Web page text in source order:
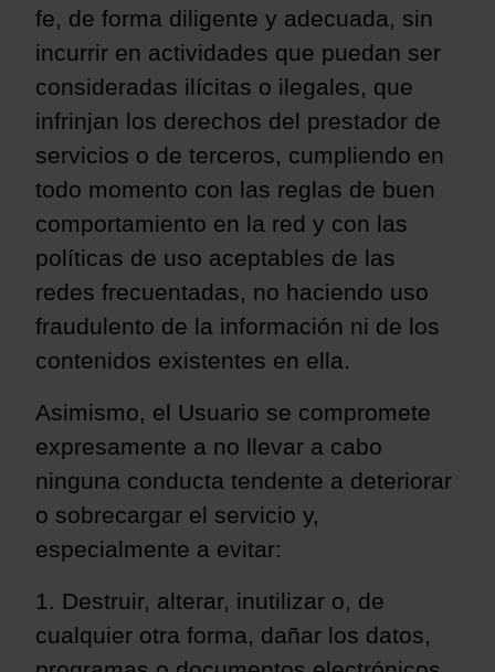
fe, de forma diligente y adecuada, sin
incurrir en actividades que puedan ser
consideradas ilícitas o ilegales, que
infrinjan los derechos del prestador de
servicios o de terceros, cumpliendo en
todo momento con las reglas de buen
comportamiento en la red y con las
políticas de uso aceptables de las
redes frecuentadas, no haciendo uso
fraudulento de la información ni de los
contenidos existentes en ella.
Asimismo, el Usuario se compromete
expresamente a no llevar a cabo
ninguna conducta tendente a deteriorar
o sobrecargar el servicio y,
especialmente a evitar:
1. Destruir, alterar, inutilizar o, de
cualquier otra forma, dañar los datos,